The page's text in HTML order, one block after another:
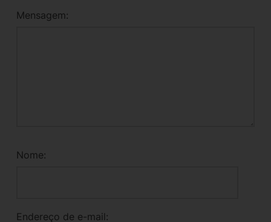
Mensagem:
Nome:
Endereço de e-mail: